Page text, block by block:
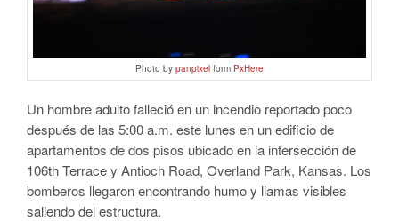
Photo by panpixel form PxHere
Un hombre adulto falleció en un incendio reportado poco
después de las 5:00 a.m. este lunes en un edificio de
apartamentos de dos pisos ubicado en la intersección de
106th Terrace y Antioch Road, Overland Park, Kansas. Los
bomberos llegaron encontrando humo y llamas visibles
saliendo del estructura.